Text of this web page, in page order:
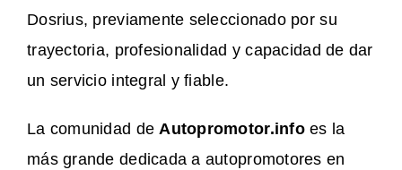
Dosrius, previamente seleccionado por su
trayectoria, profesionalidad y capacidad de dar
un servicio integral y fiable.
La comunidad deAutopromotor.infoes la
más grande dedicada a autopromotores en